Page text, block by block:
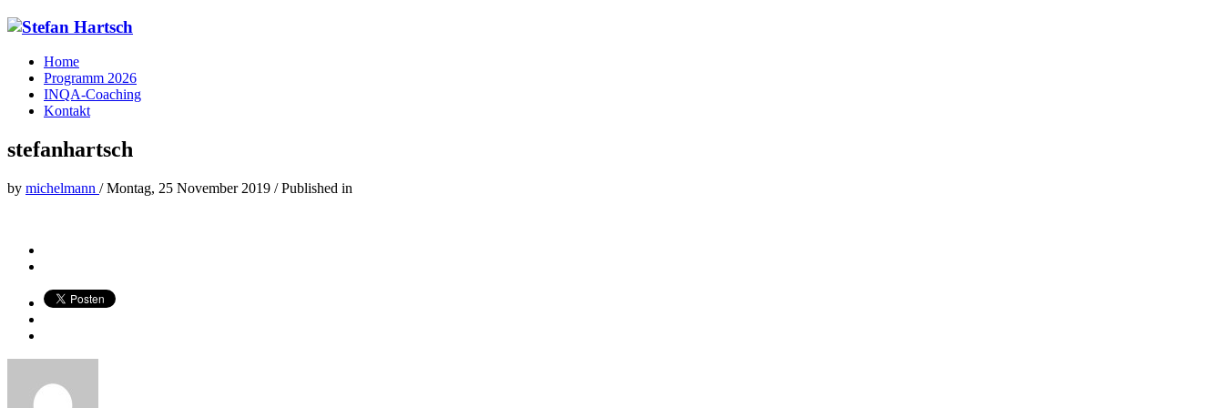
Home
Programm 2026
INQA-Coaching
Kontakt
stefanhartsch
by michelmann /Montag, 25 November 2019 /Published in